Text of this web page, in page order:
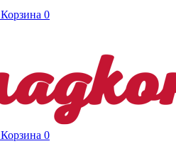
Корзина 0
Корзина 0